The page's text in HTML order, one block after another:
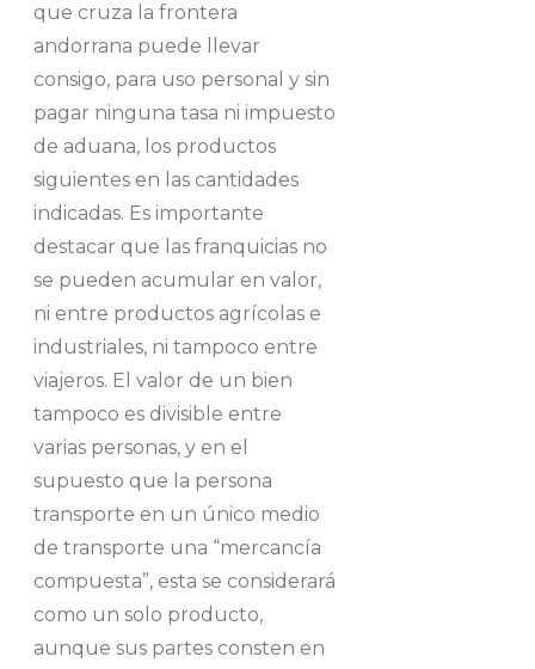
que cruza la frontera
andorrana puede llevar
consigo, para uso personal y sin
pagar ninguna tasa ni impuesto
de aduana, los productos
siguientes en las cantidades
indicadas. Es importante
destacar que las franquicias no
se pueden acumular en valor,
ni entre productos agrícolas e
industriales, ni tampoco entre
viajeros. El valor de un bien
tampoco es divisible entre
varias personas, y en el
supuesto que la persona
transporte en un único medio
de transporte una “mercancía
compuesta”, esta se considerará
como un solo producto,
aunque sus partes consten en